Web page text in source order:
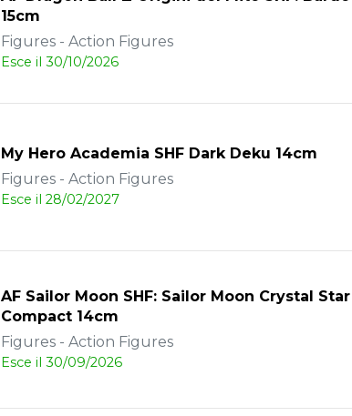
15cm
Figures - Action Figures
Esce il 30/10/2026
My Hero Academia SHF Dark Deku 14cm
Figures - Action Figures
Esce il 28/02/2027
AF Sailor Moon SHF: Sailor Moon Crystal Star
Compact 14cm
Figures - Action Figures
Esce il 30/09/2026